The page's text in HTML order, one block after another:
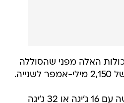
האלה מפני שהסוללה
הסמארטפון זמין לרכישה עם 16 ג'יגה או 32 ג'יגה